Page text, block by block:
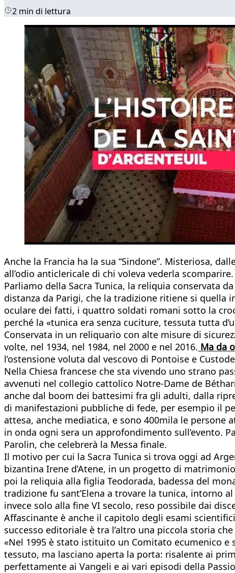
2 min di lettura
Anche la Francia ha la sua “Sindone”. Misteriosa,
all’odio anticlericale di chi voleva vederla
Parliamo della Sacra Tunica, la reliquia conservata
distanza da Parigi, che la tradizione ritiene si quella
oculare dei fatti, i quattro soldati romani sotto la
perché la «tunica era senza cuciture, tessuta tutta
Conservata in un reliquario con alte misure di
volte, nel 1934, nel 1984, nel 2000 e nel 2016. Ma da
l’ostensione voluta dal vescovo di Pontoise e
Nella Chiesa francese che sta vivendo uno strano
avvenuti nel collegio cattolico Notre-Dame de
anche dal boom dei battesimi fra gli adulti, dalla
di manifestazioni pubbliche di fede, per esempio il
attesa, anche mediatica, e sono 400mila le persone
in onda ogni sera un approfondimento sull’evento.
Parolin, che celebrerà la Messa finale.
Il motivo per cui la Sacra Tunica si trova oggi ad
bizantina Irene d’Atene, in un progetto di
poi la reliquia alla figlia Teodorada, badessa del
tradizione fu sant’Elena a trovare la tunica, intorno
invece solo alla fine VI secolo, reso possibile dai
Affascinante è anche il capitolo degli esami
successo editoriale è tra l’altro una piccola storia
«Nel 1995 è stato istituito un Comitato ecumenico e
tessuto, ma lasciano aperta la porta: risalente ai
perfettamente ai Vangeli e ai vari episodi della